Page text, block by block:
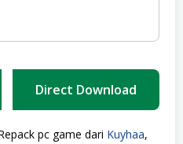
Direct Download
pc game dari Kuyhaa,